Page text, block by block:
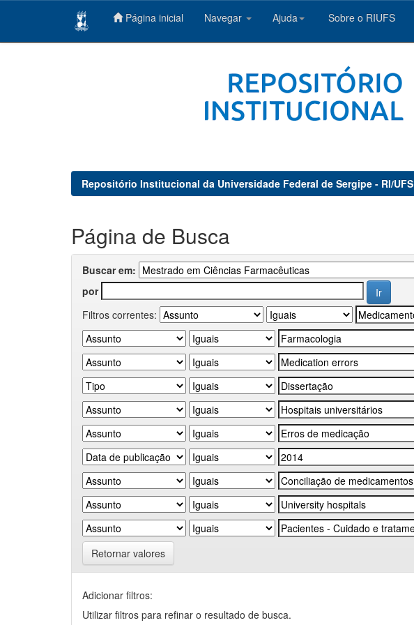
Página inicial Navegar Ajuda Sobre o RIUFS
Repositório Institucional da Universidade Federal de Sergipe - RI/UFS
Página de Busca
Buscar em:
por
Filtros correntes:
Retornar valores
Adicionar filtros:
Utilizar filtros para refinar o resultado de busca.